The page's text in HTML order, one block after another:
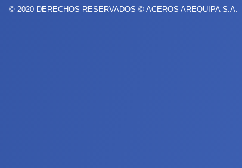
© 2020 DERECHOS RESERVADOS © ACEROS AREQUIPA S.A.